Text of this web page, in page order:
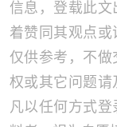
信息，登载此
着赞同其观点
仅供参考，不做
权或其它问题请
凡以任何方式